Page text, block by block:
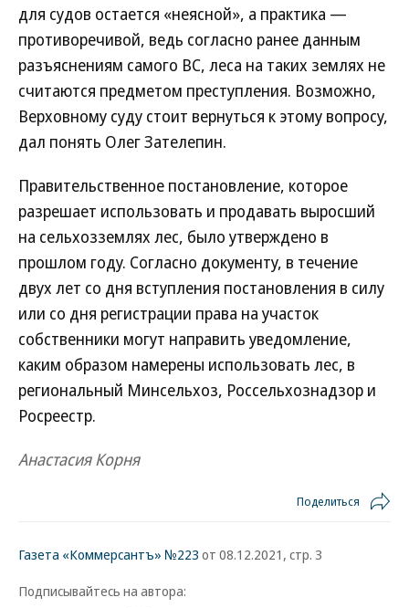
для судов остается «неясной», а практика —
противоречивой, ведь согласно ранее данным
разъяснениям самого ВС, леса на таких землях не
считаются предметом преступления. Возможно,
Верховному суду стоит вернуться к этому вопросу,
дал понять Олег Зателепин.
Правительственное постановление, которое
разрешает использовать и продавать выросший
на сельхозземлях лес, было утверждено в
прошлом году. Согласно документу, в течение
двух лет со дня вступления постановления в силу
или со дня регистрации права на участок
собственники могут направить уведомление,
каким образом намерены использовать лес, в
региональный Минсельхоз, Россельхознадзор и
Росреестр.
Анастасия Корня
Поделиться
Газета «Коммерсантъ» №223 от 08.12.2021, стр. 3
Подписывайтесь на автора: